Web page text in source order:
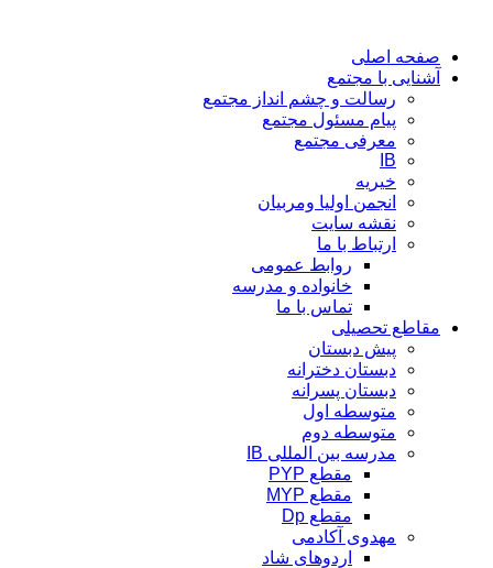
محتوا
صفحه اصلی
آشنایی با مجتمع
رسالت و چشم انداز مجتمع
پیام مسئول مجتمع
معرفی مجتمع
IB
خیریه
انجمن اولیا ومربیان
نقشه سایت
ارتباط با ما
روابط عمومی
خانواده و مدرسه
تماس با ما
مقاطع تحصیلی
پیش دبستان
دبستان دخترانه
دبستان پسرانه
متوسطه اول
متوسطه دوم
مدرسه بین المللی IB
مقطع PYP
مقطع MYP
مقطع Dp
مهدوی آکادمی
اردوهای شاد